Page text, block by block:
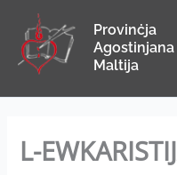
content
Provinċja
Agostinjana
Maltija
L-